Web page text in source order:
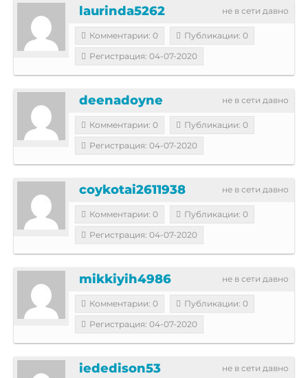
не в сети давно
laurinda5262
Комментарии: 0
Публикации: 0
Регистрация: 04-07-2020
не в сети давно
deenadoyne
Комментарии: 0
Публикации: 0
Регистрация: 04-07-2020
не в сети давно
coykotai2611938
Комментарии: 0
Публикации: 0
Регистрация: 04-07-2020
не в сети давно
mikkiyih4986
Комментарии: 0
Публикации: 0
Регистрация: 04-07-2020
не в сети давно
iededison53